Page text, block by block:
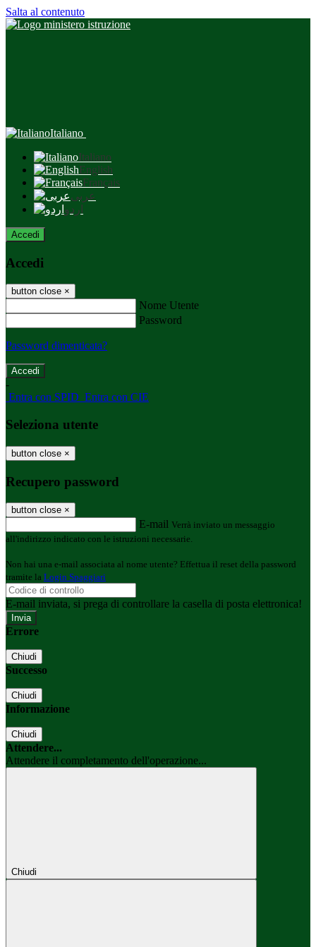
Salta al contenuto
Italiano
Italiano
English
Français
عربى
اردو
Accedi
Accedi
button close ×
Nome Utente
Password
Password dimenticata?
-
Entra con SPID Entra con CIE
Seleziona utente
button close ×
Recupero password
button close ×
E-mail Verrà inviato un messaggio
all'indirizzo indicato con le istruzioni necessarie.
Non hai una e-mail associata al nome utente? Effettua il reset della password
tramite la Login Spaggiari
E-mail inviata, si prega di controllare la casella di posta elettronica!
Errore
Chiudi
Successo
Chiudi
Informazione
Chiudi
Attendere...
Attendere il completamento dell'operazione...
Chiudi